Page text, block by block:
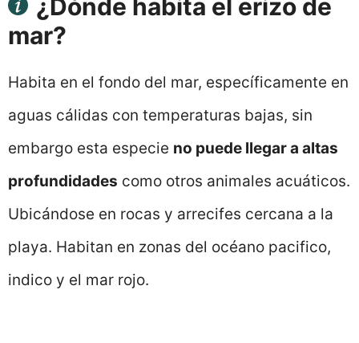
¿Dónde habita el erizo de
mar?
Habita en el fondo del mar, específicamente en
aguas cálidas con temperaturas bajas, sin
embargo esta especie no puede llegar a altas
profundidades como otros animales acuáticos.
Ubicándose en rocas y arrecifes cercana a la
playa. Habitan en zonas del océano pacifico,
indico y el mar rojo.